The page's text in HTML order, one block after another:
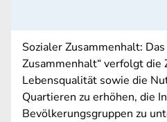
Sozialer Zusammenhalt:
Zusammenhalt“ verfolgt die
Lebensqualität sowie die
Quartieren zu erhöhen, die
Bevölkerungsgruppen zu